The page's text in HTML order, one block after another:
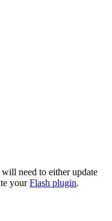
need to either update
yourFlash plugin.